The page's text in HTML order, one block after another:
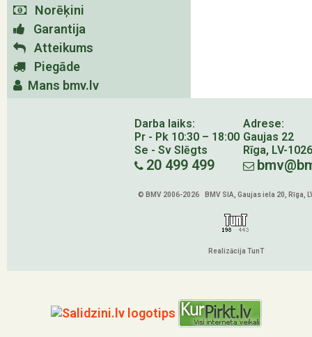
Norēķini
Garantija
Atteikums
Piegāde
Mans bmv.lv
Darba laiks:
Pr - Pk 10:30 – 18:00
Se - Sv Slēgts
20 499 499
Adrese:
Gaujas 22
Rīga, LV-1026
© BMV 2006-2026 BMV SIA, Gaujas iela 20, Rīga,
Realizācija TunT